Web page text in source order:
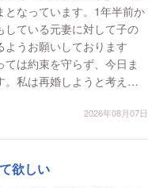
なっています。1年半前か
している元妻に対して子の
ようお願いしております
は約束を守らず、今日ま
私は再婚しようと考えて
2026年08月07日
欲しい